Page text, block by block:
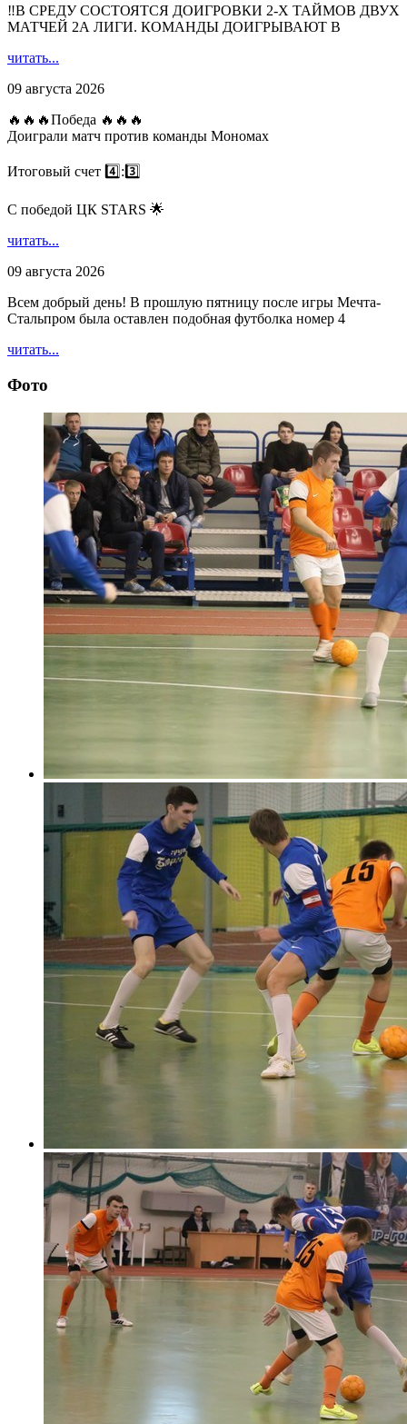
‼В СРЕДУ СОСТОЯТСЯ ДОИГРОВКИ 2-Х ТАЙМОВ ДВУХ
МАТЧЕЙ 2А ЛИГИ. КОМАНДЫ ДОИГРЫВАЮТ В
читать...
09 августа 2026
🔥🔥🔥Победа 🔥🔥🔥
Доиграли матч против команды Мономах
Итоговый счет 4️⃣:3️⃣
С победой ЦК STARS 🌟
читать...
09 августа 2026
Всем добрый день! В прошлую пятницу после игры Мечта-
Стальпром была оставлен подобная футболка номер 4
читать...
Фото